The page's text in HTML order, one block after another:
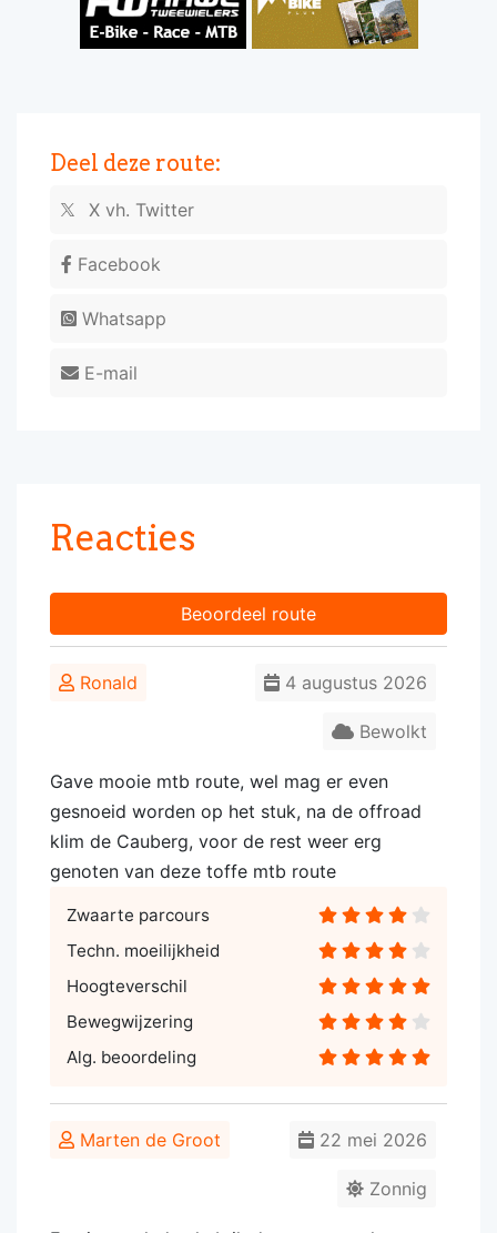
Deel deze route:
X vh. Twitter
Facebook
Whatsapp
E-mail
Reacties
Beoordeel route
Ronald 4 augustus 2026
Bewolkt
Gave mooie mtb route, wel mag er even
gesnoeid worden op het stuk, na de offroad
klim de Cauberg, voor de rest weer erg
genoten van deze toffe mtb route
Zwaarte parcours
Techn. moeilijkheid
Hoogteverschil
Bewegwijzering
Alg. beoordeling
Marten de Groot 22 mei 2026
Zonnig